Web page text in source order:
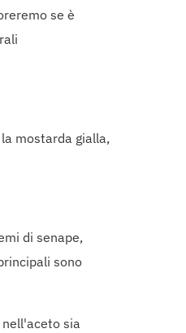
se è
mostarda gialla,
di senape,
sono
sia